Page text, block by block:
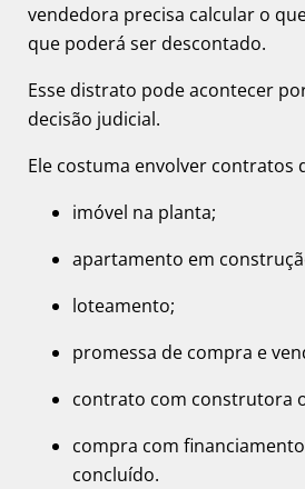
vendedora precisa calcular o
que poderá ser descontado.
Esse distrato pode acontecer
decisão judicial.
Ele costuma envolver contratos
imóvel na planta;
apartamento em
loteamento;
promessa de compra e
contrato com construtora
compra com
concluído.